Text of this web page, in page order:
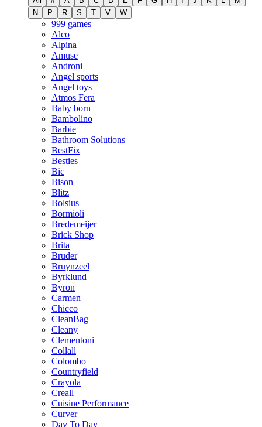
N
P R S T V W
999 games
Alco
Alpina
Amuse
Androni
Angel sports
Angel toys
Atmos Fera
Baby born
Bambolino
Barbie
Bathroom Solutions
BestFix
Besties
Bic
Bison
Blitz
Bolsius
Bormioli
Bredemeijer
Brick Shop
Brita
Bruder
Bruynzeel
Byrklund
Byron
Carmen
Chicco
CleanBag
Cleany
Clementoni
Collall
Colombo
Countryfield
Crayola
Creall
Cuisine Performance
Curver
Day To Day